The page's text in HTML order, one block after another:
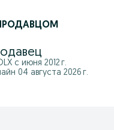
с июня 2012 г.
04 августа 2026 г.